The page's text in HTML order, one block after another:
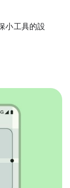
小工具的設